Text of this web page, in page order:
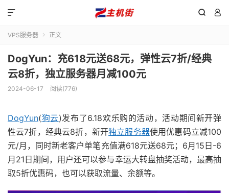
 

VPS服务器  正文
DogYun：充618元送68元，弹性云7折/经典
云8折，独立服务器月减100元
2024-06-17 阅读(776)
DogYun(狗云)发布了6.18欢乐购的活动，活动期间新开弹
性云7折，经典云8折，新开独立服务器使用优惠码立减100
元/月，同时新老客户单笔充值满618元送68元；6月15日-6
月21日期间，用户还可以参与幸运大转盘抽奖活动，最高抽
取5折优惠码，也可以获取流量、余额等。